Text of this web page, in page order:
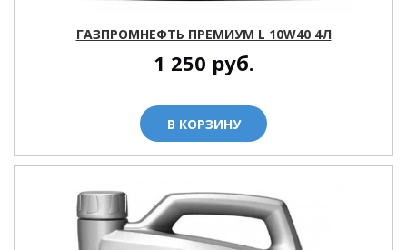
ГАЗПРОМНЕФТЬ ПРЕМИУМ L 10W40 4Л
1 250 руб.
В КОРЗИНУ